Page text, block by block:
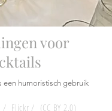
voor
een humoristisch gebruik
/ Flickr / (CC BY 2.0)